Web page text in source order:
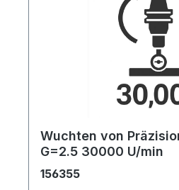
Wuchten von
G=2.5 30000 U/min
156355